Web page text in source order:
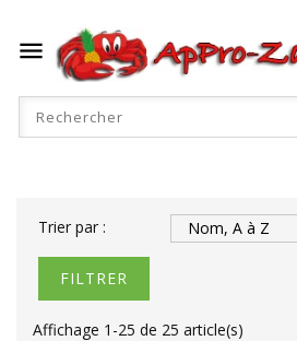

Trier par : Nom, A à Z
FILTRER
Affichage 1-25 de 25 article(s)